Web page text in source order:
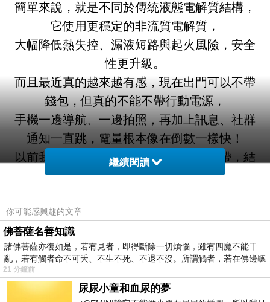
簡單來說，就是不同於傳統液態電解質結構，
它使用更穩定的非流質電解質，
大幅降低熱失控、漏液短路與起火風險，安全
性更升級。
而且最近真的越來越有感，現在出門可以不帶
錢包，但真的不能不帶行動電源，
手機一邊導航、一邊拍照，再加上訊息、社群
通知一直跳，電量根本像在倒數一樣快！
以前我最常遇到的狀況就是行動電源有帶，結
果充電線忘了；
所以當我看到
時，第一眼真的就被它的「全能」吸引到，
它直接把
自帶 Type-C 雙向快充線全部整合在一起，
繼續閱讀
你可能感興趣的文章
佛菩薩名善知識
諸佛菩薩亦復如是，若有見者，即得斷除一切煩惱，雖有四魔不能干
亂，若有觸者命不可夭、不生不死、不退不沒。所謂觸者，若在佛邊聽
受
21 分鐘前
尿尿小童和血尿的夢